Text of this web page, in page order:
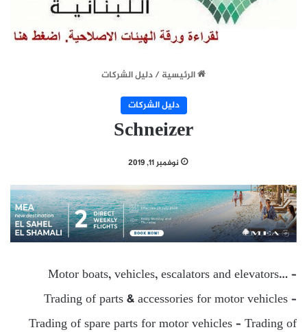
الرئيسية/دليل الشركات
دليل الشركات
Schneizer
نوفمبر 11, 2019
Motor boats, vehicles, escalators and elevators… –
Trading of parts & accessories for motor vehicles –
Trading of spare parts for motor vehicles – Trading of